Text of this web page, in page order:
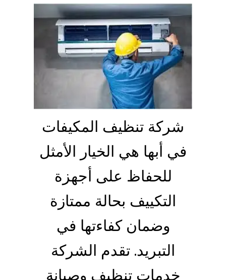
شركة تنظيف المكيفات
في أبها هي الخيار الأمثل
للحفاظ على أجهزة
التكييف بحالة ممتازة
وضمان كفاءتها في
التبريد. تقدم الشركة
خدمات تنظيف وصيانة